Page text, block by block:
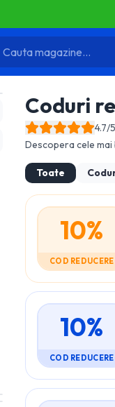
Coduri
4.7/5
Descopera cele
Toate
10%
COD REDUCERE
10%
COD REDUCERE